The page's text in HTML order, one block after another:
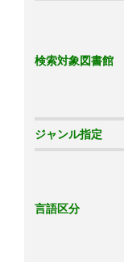
検索対象図書館
ジャンル指定
言語区分